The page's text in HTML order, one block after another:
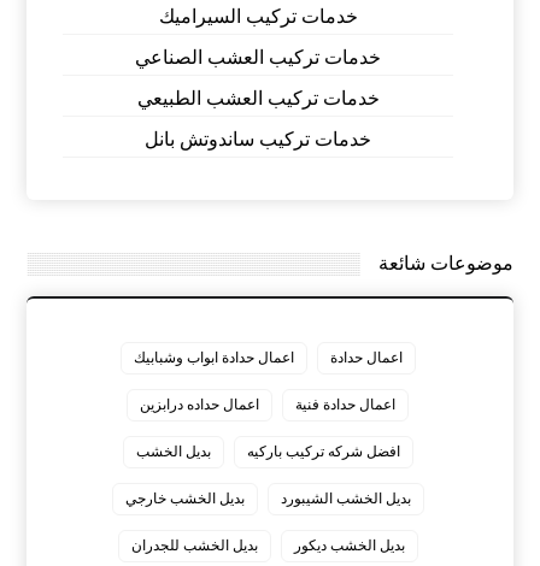
خدمات تركيب السيراميك
خدمات تركيب العشب الصناعي
خدمات تركيب العشب الطبيعي
خدمات تركيب ساندوتش بانل
موضوعات شائعة
اعمال حدادة اعمال حدادة ابواب وشبابيك
اعمال حدادة فنية اعمال حداده درابزين
افضل شركه تركيب باركيه بديل الخشب
بديل الخشب الشيبورد بديل الخشب خارجي
بديل الخشب ديكور بديل الخشب للجدران